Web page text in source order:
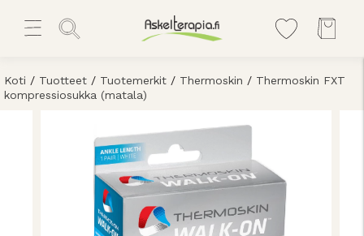
Koti / Tuotteet / Tuotemerkit / Thermoskin / Thermoskin FXT
kompressiosukka (matala)